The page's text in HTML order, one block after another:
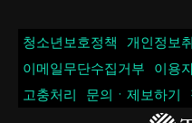
청소년보호정책 개인정보
이메일무단수집거부
이용
고충처리
문의ㆍ제보하기